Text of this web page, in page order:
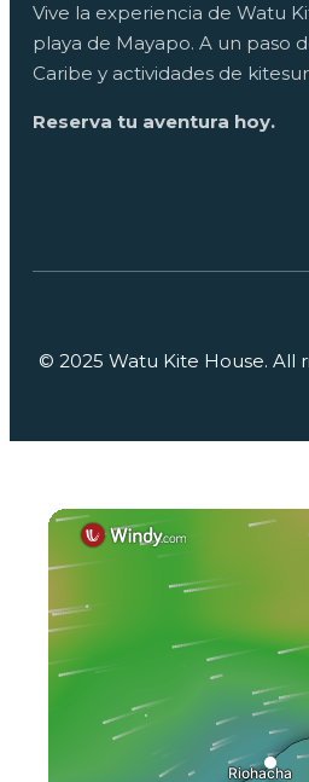
Vive la experiencia de Watu
playa de Mayapo. A un paso
Caribe y actividades de
Reserva tu aventura hoy.
© 2025 Watu Kite House. All